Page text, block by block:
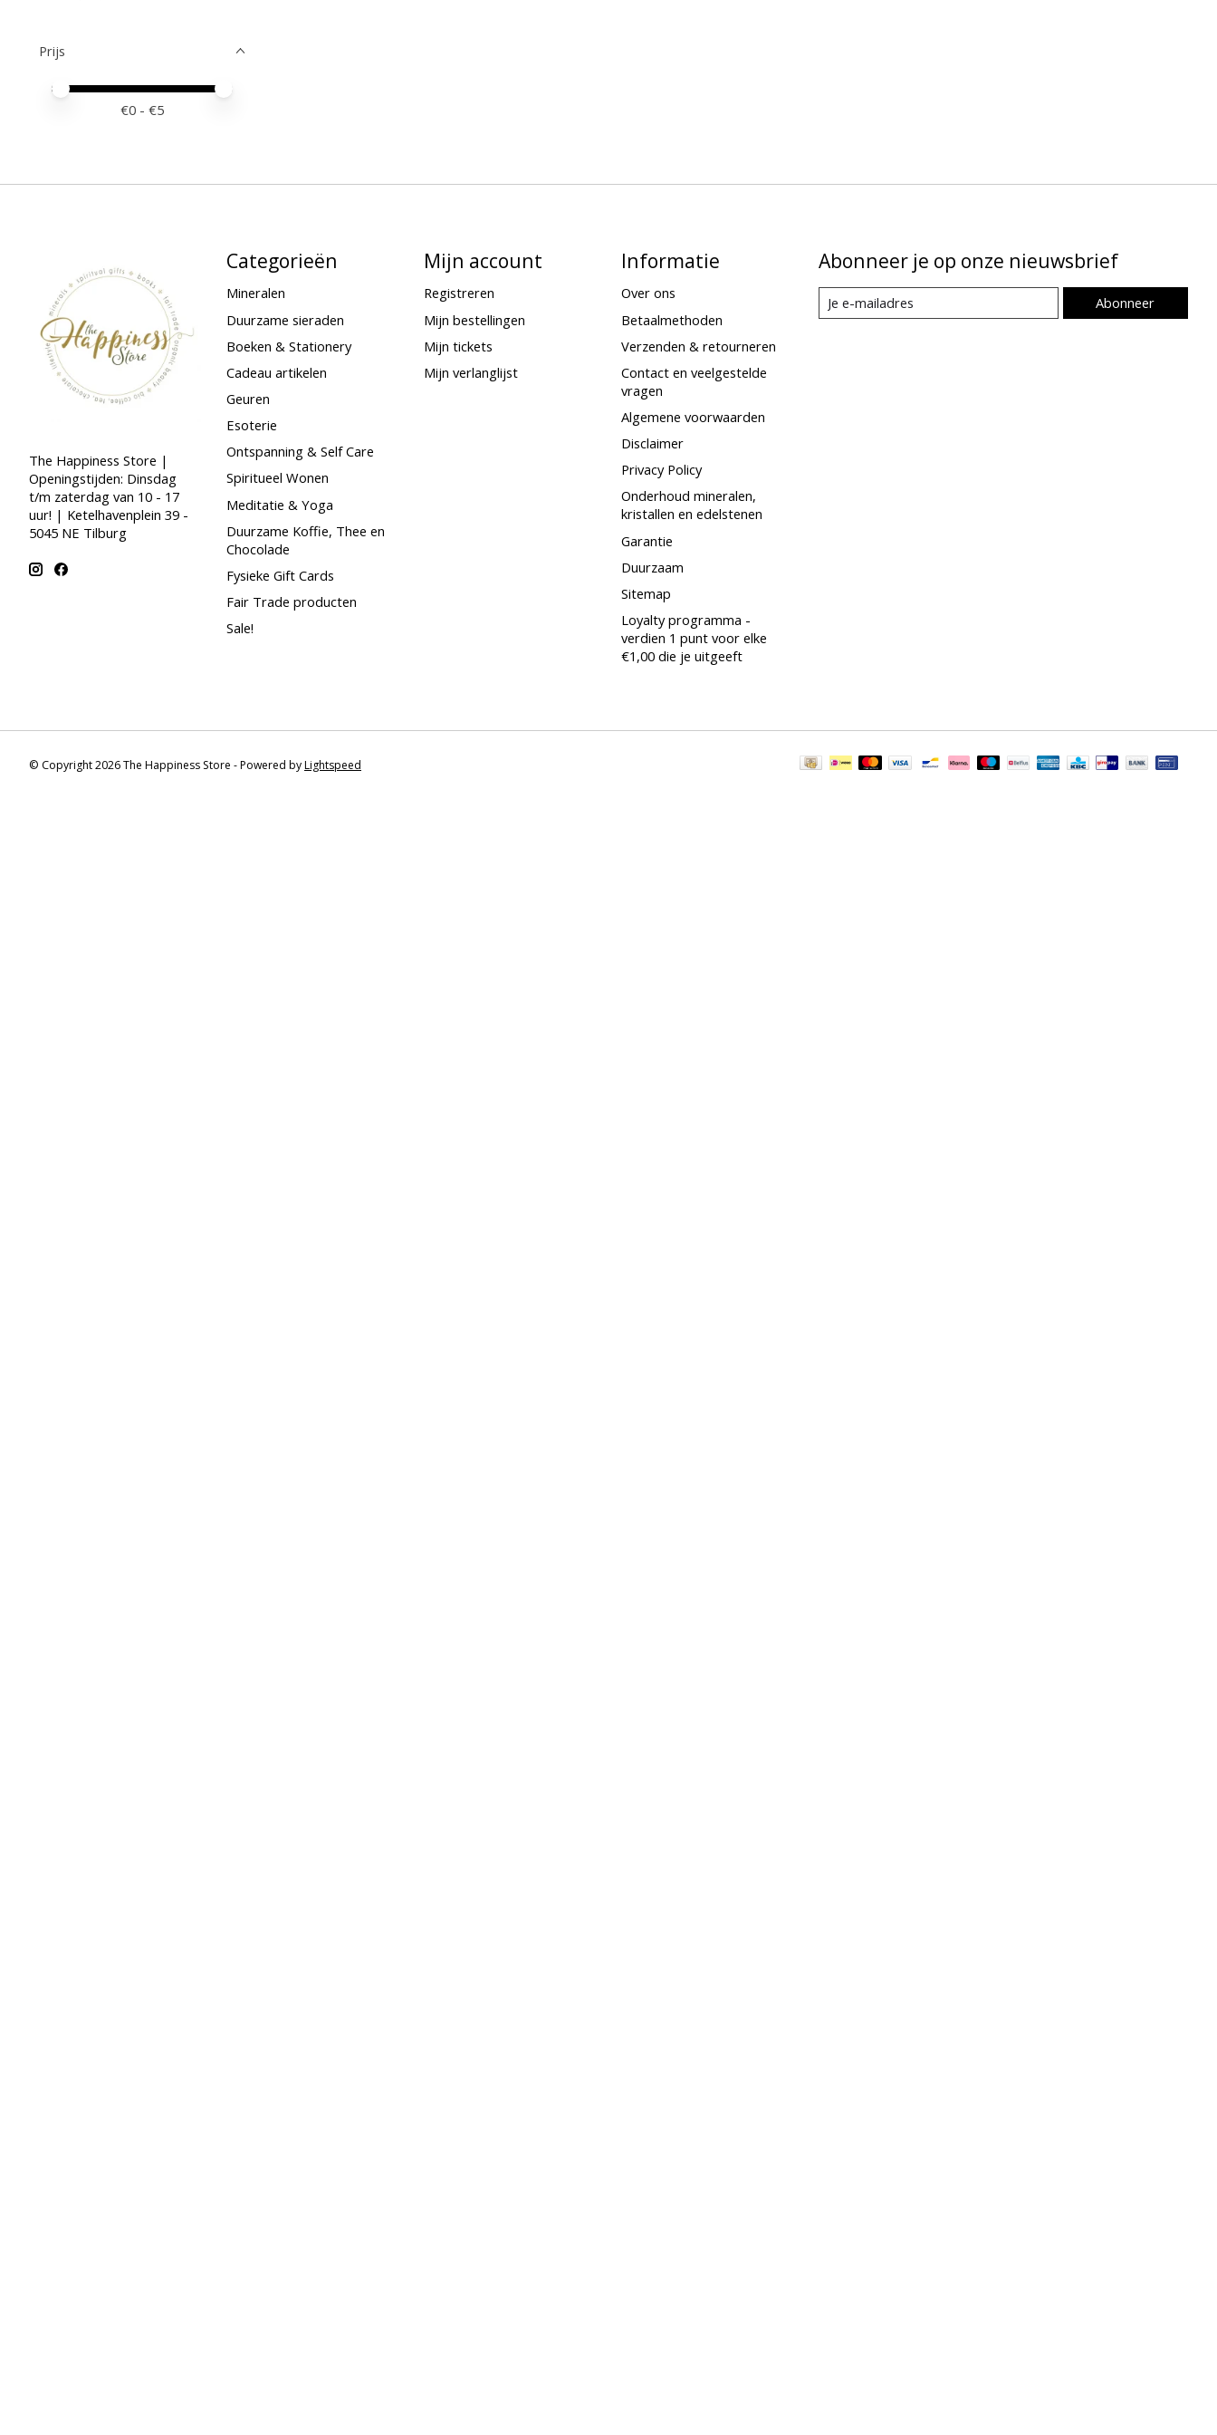
Prijs
Minimale prijswaarde
Price maximum value
€0 - €5
The Happiness Store |
Openingstijden: Dinsdag
t/m zaterdag van 10 - 17
uur! | Ketelhavenplein 39 -
5045 NE Tilburg
Categorieën
Mineralen
Duurzame sieraden
Boeken & Stationery
Cadeau artikelen
Geuren
Esoterie
Ontspanning & Self Care
Spiritueel Wonen
Meditatie & Yoga
Duurzame Koffie, Thee en
Chocolade
Fysieke Gift Cards
Fair Trade producten
Sale!
Mijn account
Registreren
Mijn bestellingen
Mijn tickets
Mijn verlanglijst
Informatie
Over ons
Betaalmethoden
Verzenden & retourneren
Contact en veelgestelde
vragen
Algemene voorwaarden
Disclaimer
Privacy Policy
Onderhoud mineralen,
kristallen en edelstenen
Garantie
Duurzaam
Sitemap
Loyalty programma -
verdien 1 punt voor elke
€1,00 die je uitgeeft
Abonneer je op onze nieuwsbrief
Abonneer
© Copyright 2026 The Happiness Store - Powered byLightspeed